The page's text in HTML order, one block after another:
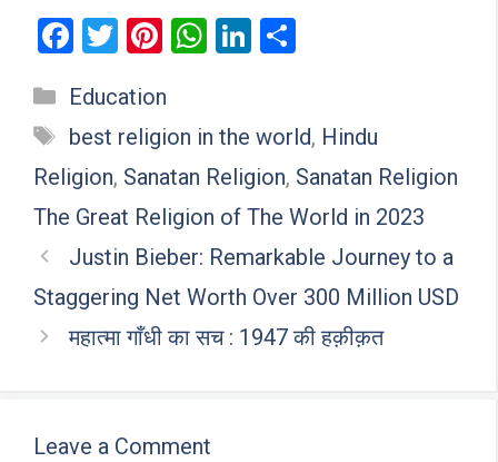
F
ce
b
o
o
k
T
tt
er
Pi
er
es
t
W
s
A
p
p
Li
dI
n
e
Categories
Education
Tags
best religion in the world, Hindu
Religion, Sanatan Religion, Sanatan Religion
The Great Religion of The World in 2023
Justin Bieber: Remarkable Journey to a
Staggering Net Worth Over 300 Million USD
महात्मा गाँधी का सच : 1947 की हक़ीक़त
Leave a Comment